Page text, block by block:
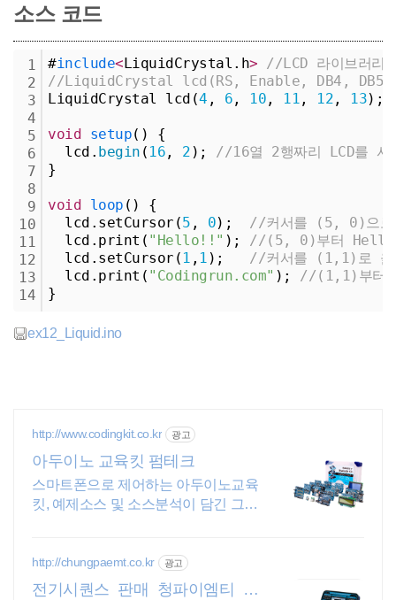
소스 코드
1
2
3
4
5
6
7
8
9
10
11
12
13
14
#include<LiquidCrystal.h>
//LCD 라이브러리
//LiquidCrystal lcd(RS, Enable, DB4, DB5,
LiquidCrystal lcd(4 , 6 , 10 , 11 , 12 , 13);
void setup() {
lcd. begin ( 16 , 2 );
//16열 2행짜리 LCD를 사
}
void loop () {
lcd.setCursor(5 , 0);
//커서를 (5, 0)으로
lcd.print( "Hello!!" );
//(5, 0)부터
lcd.setCursor( 1 , 1 );
//커서를 (1,1)로 옮
lcd.print( "Codingrun.com" );
//(1,1)부터
}
ex12_Liquid.ino
http://www.codingkit.co.kr 광고
아두이노 교육킷 펌테크
스마트폰으로 제어하는 아두이노교육
킷, 예제소스 및 소스분석이 담긴 그림
http://chungpaemt.co.kr 광고
전기시퀀스 판매 청파이엠티 교